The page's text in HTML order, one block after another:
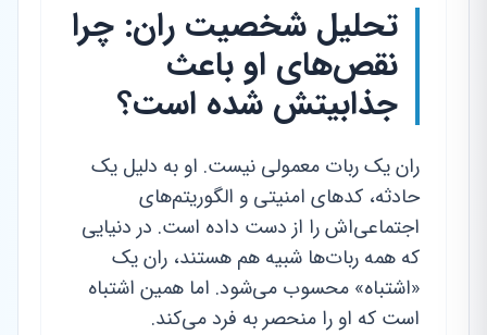
تحلیل شخصیت ران: چرا
نقص‌های او باعث
جذابیتش شده است؟
ران یک ربات معمولی نیست. او به دلیل یک
حادثه، کدهای امنیتی و الگوریتم‌های
اجتماعی‌اش را از دست داده است. در دنیایی
که همه ربات‌ها شبیه هم هستند، ران یک
«اشتباه» محسوب می‌شود. اما همین اشتباه
است که او را منحصر به فرد می‌کند.